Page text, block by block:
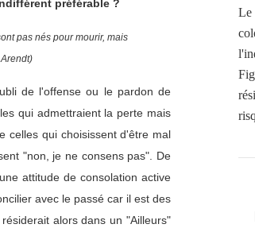
préférable ?
pas nés pour mourir, mais
de l'offense ou le pardon de
qui admettraient la perte mais
celles qui choisissent d'être mal
"non, je ne consens pas". De
attitude de consolation active
avec le passé car il est des
alors dans un "Ailleurs"
Le